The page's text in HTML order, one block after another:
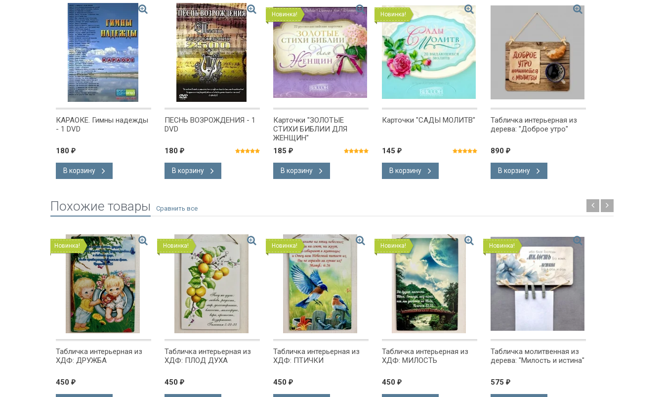
КАРАОКЕ. Гимны надежды
- 1 DVD
180 ₽
В корзину
ПЕСНЬ ВОЗРОЖДЕНИЯ - 1
DVD
180 ₽
В корзину
Новинка!
Карточки "ЗОЛОТЫЕ
СТИХИ БИБЛИИ ДЛЯ
ЖЕНЩИН"
185 ₽
В корзину
Новинка!
Карточки "САДЫ МОЛИТВ"
145 ₽
В корзину
Табличка интерьерная из
дерева: "Доброе утро"
890 ₽
В корзину
Похожие товары
Новинка!
Табличка интерьерная из
ХДФ: ДРУЖБА
450 ₽
Новинка!
Табличка интерьерная из
ХДФ: ПЛОД ДУХА
450 ₽
Новинка!
Табличка интерьерная из
ХДФ: ПТИЧКИ
450 ₽
Новинка!
Табличка интерьерная из
ХДФ: МИЛОСТЬ
450 ₽
Новинка!
Табличка молитвенная из
дерева: "Милость и истина"
575 ₽